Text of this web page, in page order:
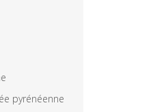
pyrénéenne